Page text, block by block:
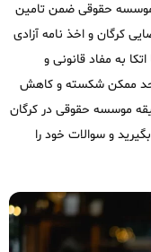
موسسه حقوقی ضمن تامین
کرگان و اخذ نامه آزادی
به مفاد قانونی و
حد ممکن شکسته و کاهش
موسسه حقوقی در کرگان
و سوالات خود را